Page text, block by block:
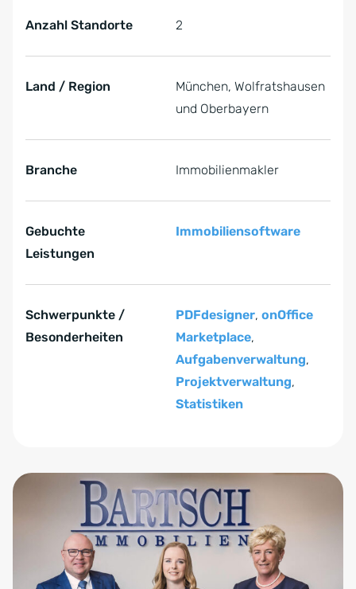
Anzahl Standorte 2
Land / Region
München, Wolfratshausen
und Oberbayern
Branche Immobilienmakler
Gebuchte
Leistungen
Immobiliensoftware
Schwerpunkte /
Besonderheiten
PDFdesigner, onOffice
Marketplace,
Aufgabenverwaltung,
Projektverwaltung,
Statistiken